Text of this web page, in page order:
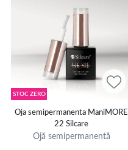
STOC ZERO
Oja semipermanenta ManiMORE
22 Silcare
Ojă semipermanentă